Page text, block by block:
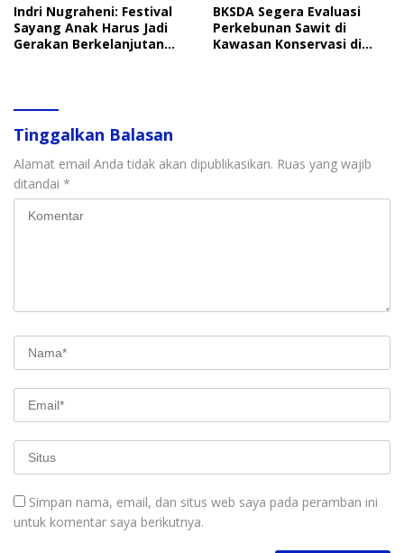
Indri Nugraheni: Festival
Sayang Anak Harus Jadi
Gerakan Berkelanjutan
BKSDA Segera Evaluasi
Perkebunan Sawit di
Kawasan Konservasi di
Tinggalkan Balasan
Alamat email Anda tidak akan dipublikasikan. Ruas yang wajib
ditandai *
Simpan nama, email, dan situs web saya pada peramban ini
untuk komentar saya berikutnya.